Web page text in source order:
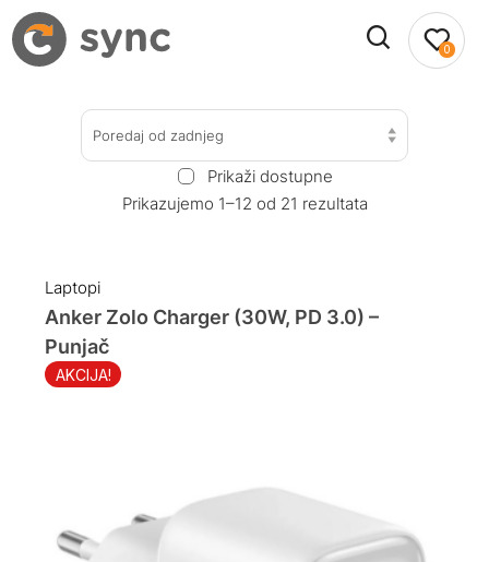
0
Poredaj od zadnjeg
Prikaži dostupne
Prikazujemo 1–12 od 21 rezultata
Laptopi
AKCIJA!
Anker Zolo Charger (30W, PD 3.0) –
Punjač